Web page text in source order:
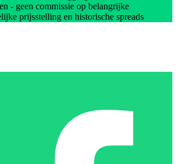
- geen commissie op belangrijke
prijsstelling en historische spreads